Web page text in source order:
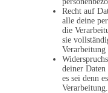
Recht auf
alle deine
die
sie
deiner Daten
es sei denn
Verarbeitung.